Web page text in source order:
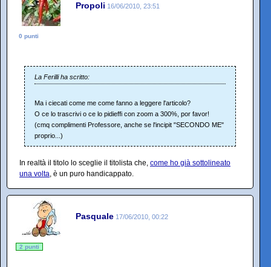
Propoli 16/06/2010, 23:51
0 punti
La Ferilli ha scritto:
Ma i ciecati come me come fanno a leggere l'articolo?
O ce lo trascrivi o ce lo pidieffi con zoom a 300%, por favor!
(cmq complimenti Professore, anche se l'incipit "SECONDO ME"
proprio...)
In realtà il titolo lo sceglie il titolista che, come ho già sottolineato
una volta , è un puro handicappato.
Pasquale 17/06/2010, 00:22
2 punti